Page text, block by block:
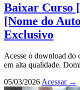
Baixar Curso
[Nome do
Exclusivo
Acesse o download
em alta qualidade.
05/03/2026 Acessar →